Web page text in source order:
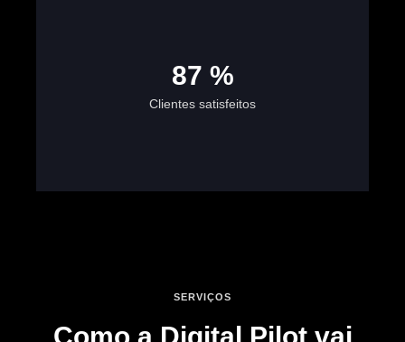
100 %
Clientes satisfeitos
SERVIÇOS
Como a Digital Pilot vai